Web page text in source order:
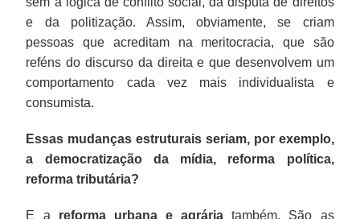
e da politização. Assim, obviamente, se criam
pessoas que acreditam na meritocracia, que são
reféns do discurso da direita e que desenvolvem um
comportamento cada vez mais individualista e
consumista.
Essas mudanças estruturais seriam, por exemplo,
a democratização da mídia, reforma política,
reforma tributária?
E a reforma urbana e agrária também. São as